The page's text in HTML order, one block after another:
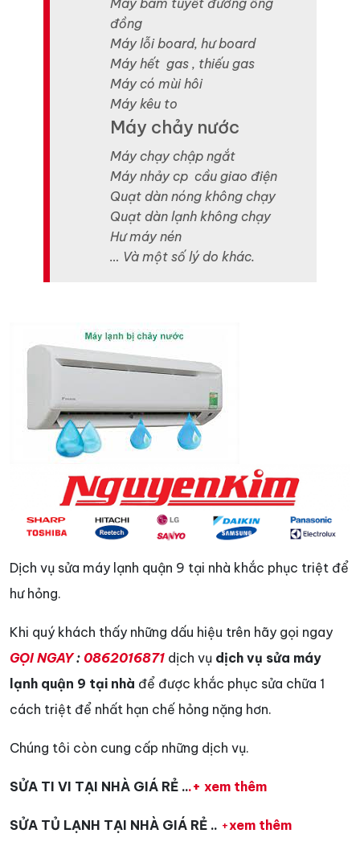
Máy bám tuyết đường ống
đồng
Máy lỗi board, hư board
Máy hết gas , thiếu gas
Máy có mùi hôi
Máy kêu to
Máy chảy nước
Máy chạy chập ngắt
Máy nhảy cp cầu giao điện
Quạt dàn nóng không chạy
Quạt dàn lạnh không chạy
Hư máy nén
… Và một số lý do khác.
Dịch vụ sửa máy lạnh quận 9 tại nhà khắc phục triệt để
hư hỏng.
Khi quý khách thấy những dấu hiệu trên hãy gọi ngay
GỌI NGAY: 0862016871 dịch vụ dịch vụ sửa máy
lạnh quận 9 tại nhà để được khắc phục sửa chữa 1
cách triệt để nhất hạn chế hỏng nặng hơn.
Chúng tôi còn cung cấp những dịch vụ.
SỬA TI VI TẠI NHÀ GIÁ RẺ ...+ xem thêm
SỬA TỦ LẠNH TẠI NHÀ GIÁ RẺ .. +xem thêm